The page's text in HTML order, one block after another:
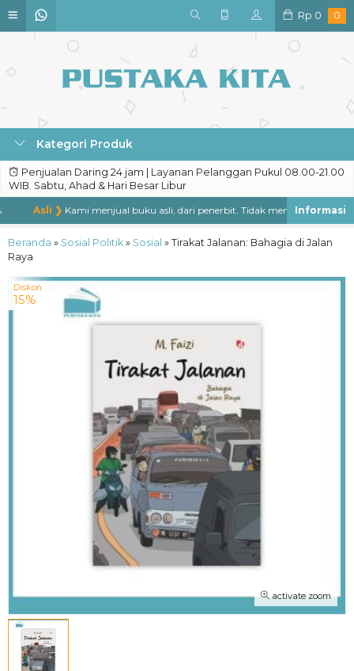
Rp 0 0
Kategori Produk
Penjualan Daring 24 jam | Layanan Pelanggan Pukul 08.00-21.00
WIB. Sabtu, Ahad & Hari Besar Libur
Asli ❯ Kami menjual buku asli, dari penerbit. Tidak menjual buku
Beranda » Sosial Politik » Sosial » Tirakat Jalanan: Bahagia di Jalan
Raya
activate zoom
Diskon
15%